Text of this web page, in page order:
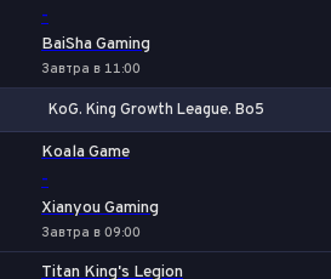
-
BaiSha Gaming
Завтра в 11:00
KoG. King Growth League. Bo5
Koala Game
-
Xianyou Gaming
Завтра в 09:00
Titan King's Legion